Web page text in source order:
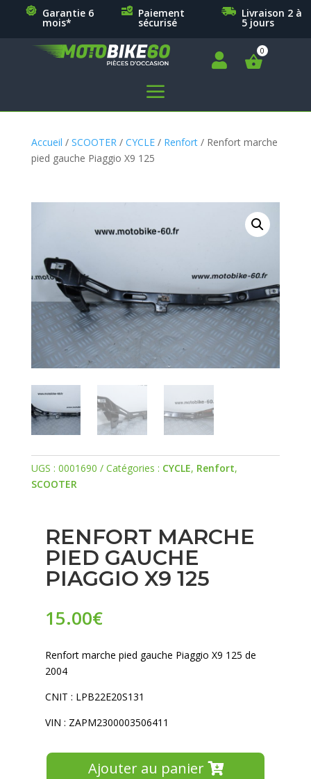
Garantie 6
mois*
Paiement
sécurisé
Livraison 2 à
5 jours

a
Accueil / SCOOTER / CYCLE/ Renfort/ Renfort marche
pied gauche Piaggio X9 125
UGS : 0001690 Catégories : CYCLE, Renfort,
SCOOTER
RENFORT MARCHE
PIED GAUCHE
PIAGGIO X9 125
15.00€
Renfort marche pied gauche Piaggio X9 125 de
2004
CNIT : LPB22E20S131
VIN : ZAPM2300003506411
Ajouter au panier